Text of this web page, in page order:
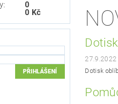
0
0 Kč
27.9.2022
Dotisk